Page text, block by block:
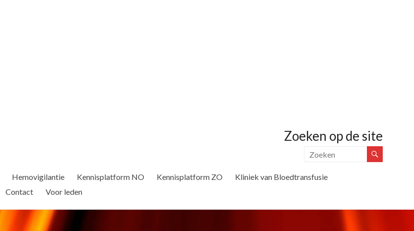
Zoeken op de site
Hemovigilantie Kennisplatform NO Kennisplatform ZO
Kliniek van Bloedtransfusie
Contact Voor leden